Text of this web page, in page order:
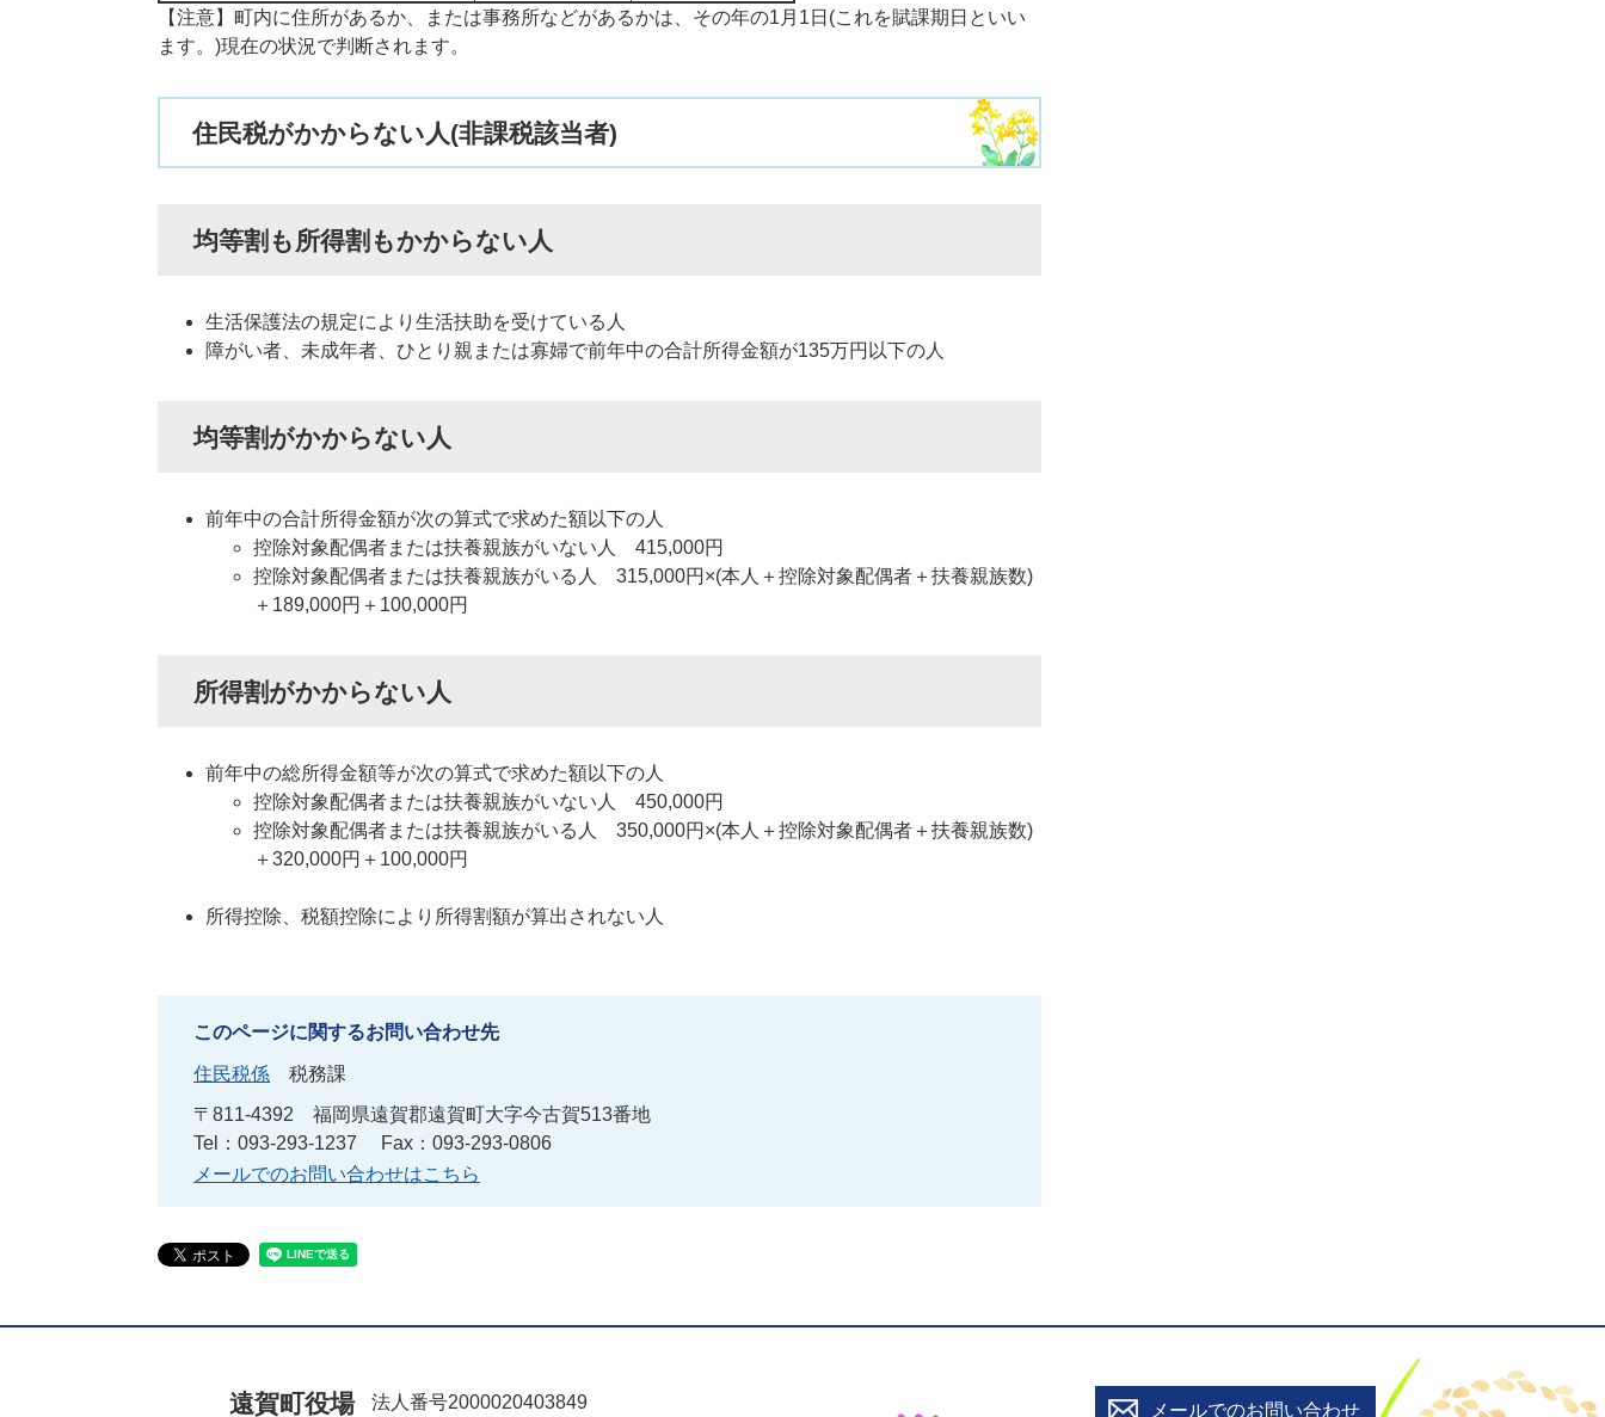
【注意】町内に住所があるか、または事務所などがあるかは、その年の1月1日(これを賦課期日といい
ます。)現在の状況で判断されます。
住民税がかからない人(非課税該当者)
均等割も所得割もかからない人
生活保護法の規定により生活扶助を受けている人
障がい者、未成年者、ひとり親または寡婦で前年中の合計所得金額が135万円以下の人
均等割がかからない人
前年中の合計所得金額が次の算式で求めた額以下の人
控除対象配偶者または扶養親族がいない人 415,000円
控除対象配偶者または扶養親族がいる人 315,000円×(本人＋控除対象配偶者＋扶養親族数)
＋189,000円＋100,000円
所得割がかからない人
前年中の総所得金額等が次の算式で求めた額以下の人
控除対象配偶者または扶養親族がいない人 450,000円
控除対象配偶者または扶養親族がいる人 350,000円×(本人＋控除対象配偶者＋扶養親族数)
＋320,000円＋100,000円
所得控除、税額控除により所得割額が算出されない人
このページに関するお問い合わせ先
住民税係
税務課
〒811-4392
福岡県遠賀郡遠賀町大字今古賀513番地
Tel：093-293-1237
Fax：093-293-0806
メールでのお問い合わせはこちら
遠賀町役場 法人番号2000020403849 メールでのお問い合わせ